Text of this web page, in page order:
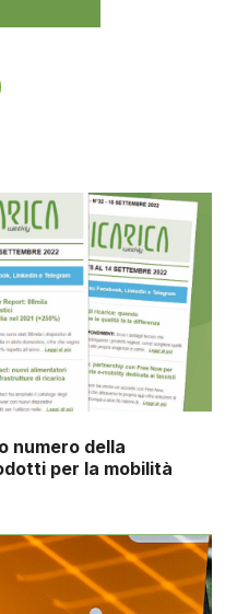
numero della
per la mobilità